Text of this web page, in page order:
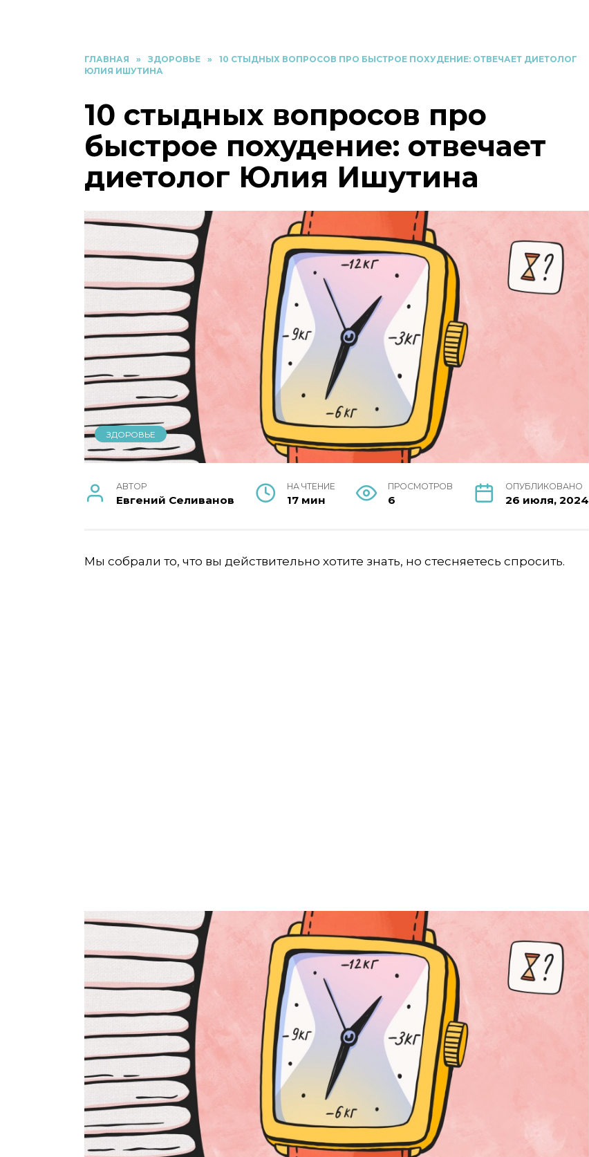
ГЛАВНАЯ » ЗДОРОВЬЕ »
10 СТЫДНЫХ ВОПРОСОВ ПРО БЫСТРОЕ ПОХУДЕНИЕ: ОТВЕЧАЕТ ДИЕТОЛОГ
ЮЛИЯ ИШУТИНА
10 стыдных вопросов про
быстрое похудение: отвечает
диетолог Юлия Ишутина
ЗДОРОВЬЕ
АВТОР
Евгений Селиванов
НА ЧТЕНИЕ
17 мин
ПРОСМОТРОВ
6
ОПУБЛИКОВАНО
26 июля, 2024
Мы собрали то, что вы действительно хотите знать, но стесняетесь спросить.